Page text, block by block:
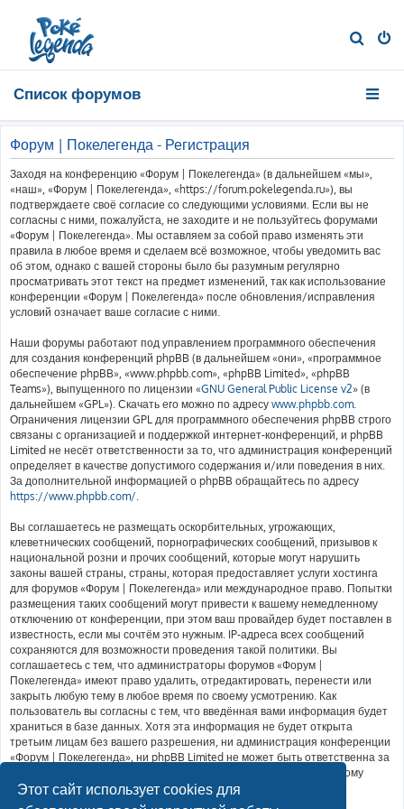
Этот сайт использует cookies для
к
Список форумов
Форум | Покелегенда - Регистрация
Заходя на конференцию «Форум | Покелегенда» (в дальнейшем «мы»,
«наш», «Форум | Покелегенда», «https://forum.pokelegenda.ru»), вы
подтверждаете своё согласие со следующими условиями. Если вы не
согласны с ними, пожалуйста, не заходите и не пользуйтесь форумами
«Форум | Покелегенда». Мы оставляем за собой право изменять эти
правила в любое время и сделаем всё возможное, чтобы уведомить вас
об этом, однако с вашей стороны было бы разумным регулярно
просматривать этот текст на предмет изменений, так как использование
конференции «Форум | Покелегенда» после обновления/исправления
условий означает ваше согласие с ними.
Наши форумы работают под управлением программного обеспечения
для создания конференций phpBB (в дальнейшем «они», «программное
обеспечение phpBB», «www.phpbb.com», «phpBB Limited», «phpBB
Teams»), выпущенного по лицензии «GNU General Public License v2» (в
дальнейшем «GPL»). Скачать его можно по адресу www.phpbb.com.
Ограничения лицензии GPL для программного обеспечения phpBB строго
связаны с организацией и поддержкой интернет-конференций, и phpBB
Limited не несёт ответственности за то, что администрация конференций
определяет в качестве допустимого содержания и/или поведения в них.
За дополнительной информацией о phpBB обращайтесь по адресу
https://www.phpbb.com/.
Вы соглашаетесь не размещать оскорбительных, угрожающих,
клеветнических сообщений, порнографических сообщений, призывов к
национальной розни и прочих сообщений, которые могут нарушить
законы вашей страны, страны, которая предоставляет услуги хостинга
для форумов «Форум | Покелегенда» или международное право. Попытки
размещения таких сообщений могут привести к вашему немедленному
отключению от конференции, при этом ваш провайдер будет поставлен в
известность, если мы сочтём это нужным. IP-адреса всех сообщений
сохраняются для возможности проведения такой политики. Вы
соглашаетесь с тем, что администраторы форумов «Форум |
Покелегенда» имеют право удалить, отредактировать, перенести или
закрыть любую тему в любое время по своему усмотрению. Как
пользователь вы согласны с тем, что введённая вами информация будет
храниться в базе данных. Хотя эта информация не будет открыта
третьим лицам без вашего разрешения, ни администрация конференции
«Форум | Покелегенда», ни phpBB Limited не может быть ответственна за
действия хакеров, которые могут привести к несанкционированному
доступу к ней.